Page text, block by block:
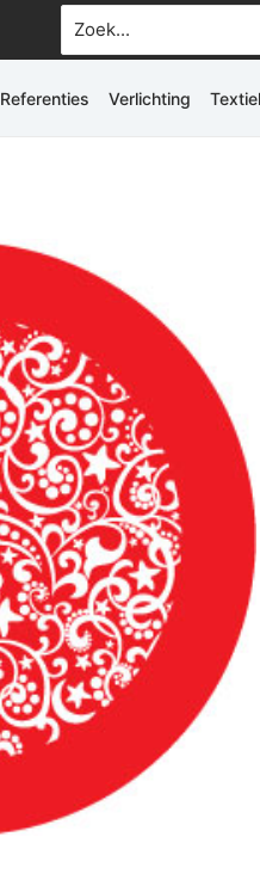
Zoek
naar:
Referenties Verlichting Textiel